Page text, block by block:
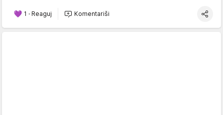
1 · Reaguj Komentariši